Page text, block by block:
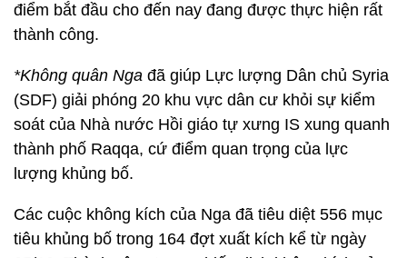
điểm bắt đầu cho đến nay đang được thực hiện rất
thành công.
*Không quân Nga đã giúp Lực lượng Dân chủ Syria
(SDF) giải phóng 20 khu vực dân cư khỏi sự kiểm
soát của Nhà nước Hồi giáo tự xưng IS xung quanh
thành phố Raqqa, cứ điểm quan trọng của lực
lượng khủng bố.
Các cuộc không kích của Nga đã tiêu diệt 556 mục
tiêu khủng bố trong 164 đợt xuất kích kể từ ngày